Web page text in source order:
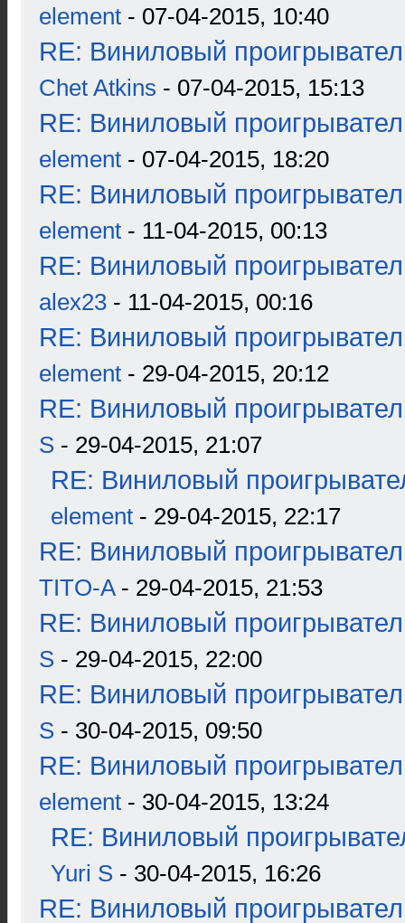
element - 07-04-2015, 10:40
RE: Виниловый
Chet Atkins - 07-04-2015, 15:13
RE: Виниловый
element - 07-04-2015, 18:20
RE: Виниловый
element - 11-04-2015, 00:13
RE: Виниловый
alex23 - 11-04-2015, 00:16
RE: Виниловый
element - 29-04-2015, 20:12
RE: Виниловый
S - 29-04-2015, 21:07
RE: Виниловый
element - 29-04-2015, 22:17
RE: Виниловый
TITO-A- 29-04-2015, 21:53
RE: Виниловый
S - 29-04-2015, 22:00
RE: Виниловый
S - 30-04-2015, 09:50
RE: Виниловый
element - 30-04-2015, 13:24
RE: Виниловый
Yuri S - 30-04-2015, 16:26
RE: Виниловый